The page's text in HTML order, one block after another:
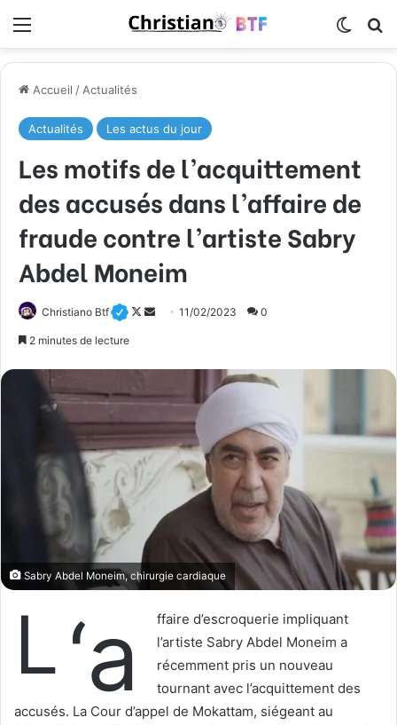
Accueil / Actualités
Actualités Les actus du jour
Les motifs de l’acquittement
des accusés dans l’affaire de
fraude contre l’artiste Sabry
Abdel Moneim
Christiano Btf
F
o
w
o
n
X
y
e
r
o
r
11/02/2023 0
2 minutes de lecture
Sabry Abdel Moneim, chirurgie cardiaque
L‘a
ffaire d’escroquerie impliquant
l’artiste Sabry Abdel Moneim a
récemment pris un nouveau
tournant avec l’acquittement des
accusés. La Cour d’appel de Mokattam, siégeant au